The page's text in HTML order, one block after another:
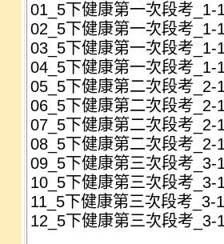
01_5下健康第一次段考
02_5下健康第一次段考
03_5下健康第一次段考
04_5下健康第一次段考
05_5下健康第二次段考
06_5下健康第二次段考
07_5下健康第二次段考
08_5下健康第二次段考
09_5下健康第三次段考
10_5下健康第三次段考
11_5下健康第三次段考
12_5下健康第三次段考